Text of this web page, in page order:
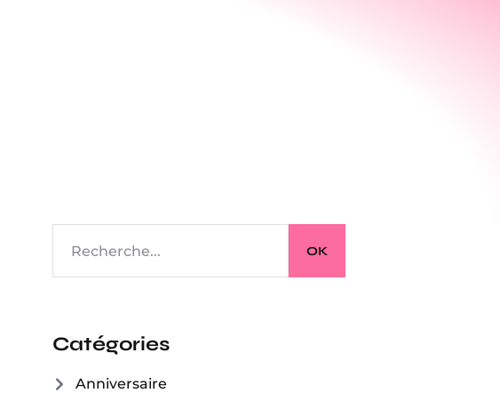
OK
Catégories
Anniversaire